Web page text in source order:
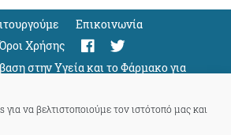
να βελτιστοποιούμε τον ιστότοπό μας και
Eπικοινωνία
Όροι Χρήσης
στην Υγεία και το Φάρμακο για
Support